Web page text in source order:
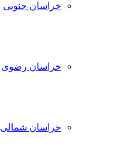
خراسان جنوبی
خراسان رضوی
خراسان شمالی